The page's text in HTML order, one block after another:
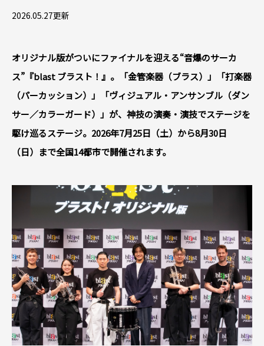
2026.05.27更新
オリジナル版がついにファイナルを迎える“音爆のサーカ
ス”『blast ブラスト！』。「金管楽器（ブラス）」「打楽器
（パーカッション）」「ヴィジュアル・アンサンブル（ダン
サー／カラーガード）」が、神技の演奏・演技でステージを
駆け巡るステージ。2026年7月25日（土）から8月30日
（日）まで全国14都市で開催されます。